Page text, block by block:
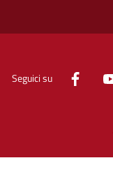
Seguici su